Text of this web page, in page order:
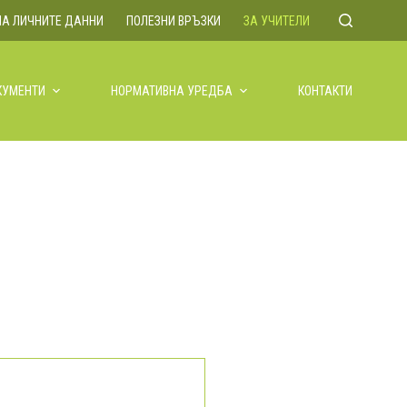
ЛИЧНИТЕ ДАННИ ПОЛЕЗНИ ВРЪЗКИ ЗА УЧИТЕЛИ
НОРМАТИВНА УРЕДБА КОНТАКТИ